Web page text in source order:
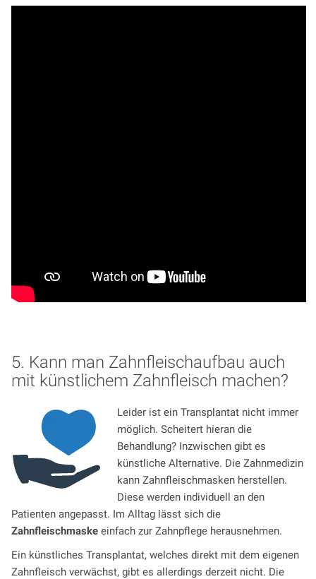
5. Kann man Zahnfleischaufbau auch
mit künstlichem Zahnfleisch machen?
Leider ist ein Transplantat nicht immer
möglich. Scheitert hieran die
Behandlung? Inzwischen gibt es
künstliche Alternative. Die Zahnmedizin
kann Zahnfleischmasken herstellen.
Diese werden individuell an den
Patienten angepasst. Im Alltag lässt sich die
Zahnfleischmaskeeinfach zur Zahnpflege herausnehmen.
Ein künstliches Transplantat, welches direkt mit dem eigenen
Zahnfleisch verwächst, gibt es allerdings derzeit nicht. Die